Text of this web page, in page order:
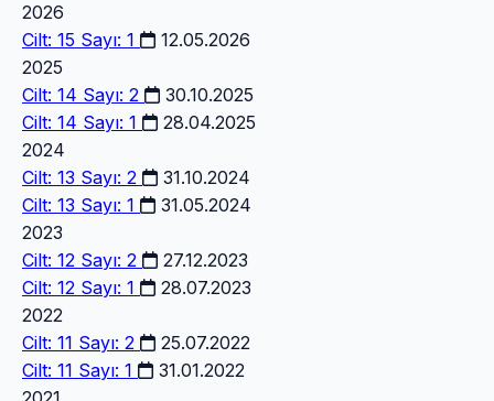
2026
Cilt: 15 Sayı: 1
12.05.2026
2025
Cilt: 14 Sayı: 2
30.10.2025
Cilt: 14 Sayı: 1
28.04.2025
2024
Cilt: 13 Sayı: 2
31.10.2024
Cilt: 13 Sayı: 1
31.05.2024
2023
Cilt: 12 Sayı: 2
27.12.2023
Cilt: 12 Sayı: 1
28.07.2023
2022
Cilt: 11 Sayı: 2
25.07.2022
Cilt: 11 Sayı: 1
31.01.2022